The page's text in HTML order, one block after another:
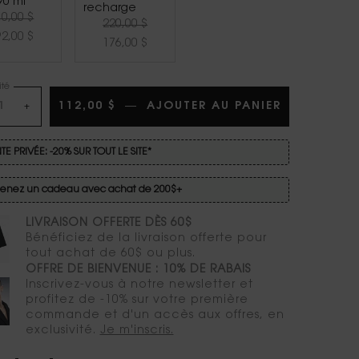
ml
Old price
$
New price
$
Selected
recharge
Old price
220,00 $New price
176,00 $
, 5 of 5
+ 112,00 $ ― AJOUTER AU PANIER
PRIVÉE: -20% SUR TOUT LE SITE*
un cadeau avec achat de 200$+
LIVRAISON OFFERTE DÈS 60$
Bénéficiez de la livraison offerte pour
tout achat de 60$ ou plus.
OFFRE DE BIENVENUE : 10% DE RABAIS
Inscrivez-vous à notre newsletter et
profitez de -10% sur votre première
commande et d'un accès aux offres, en
exclusivité. Je m'inscris.